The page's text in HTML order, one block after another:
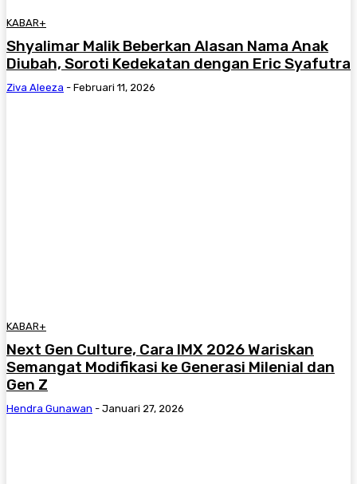
KABAR+
Shyalimar Malik Beberkan Alasan Nama Anak
Diubah, Soroti Kedekatan dengan Eric Syafutra
Ziva Aleeza - Februari 11, 2026
KABAR+
Next Gen Culture, Cara IMX 2026 Wariskan
Semangat Modifikasi ke Generasi Milenial dan
Gen Z
Hendra Gunawan - Januari 27, 2026